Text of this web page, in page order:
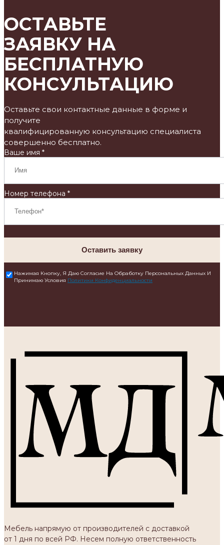
ОСТАВЬТЕ
ЗАЯВКУ НА
БЕСПЛАТНУЮ
КОНСУЛЬТАЦИЮ
Оставьте свои контактные данные в форме и
получите
квалифицированную консультацию специалиста
совершенно бесплатно.
Ваше имя *
Номер телефона *
Оставить заявку
Нажимая Кнопку, Я Даю Согласие На Обработку Персональных Данных И
Принимаю Условия Политики Конфиденциальности
Мебель напрямую от производителей с доставкой
от 1 дня по всей РФ. Несем полную ответственность